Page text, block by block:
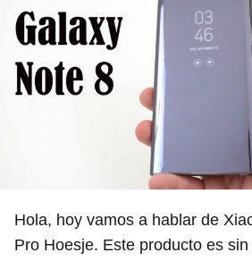
Hola, hoy vamos a hablar de
Pro Hoesje. Este producto es